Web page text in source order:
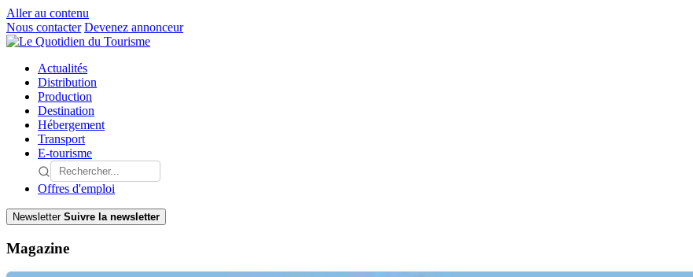
Aller au contenu
Nous contacter Devenez annonceur
Actualités
Distribution
Production
Destination
Hébergement
Transport
E-tourisme
Offres d'emploi
Newsletter Suivre la newsletter
Magazine